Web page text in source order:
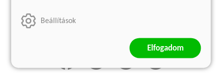
Szállítási információk
Beállítások
Elfogadom